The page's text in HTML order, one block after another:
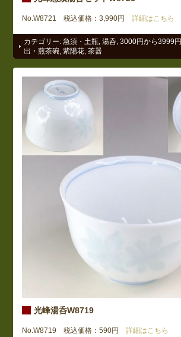
No.W8721 税込価格：3,990円 詳細はこちら
カテゴリー:急須・土瓶 ,湯呑 ,3000円から3999円
出・煎茶碗 ,紫陽花 ,茶器
光峰湯呑W8719
No.W8719 税込価格：590円 詳細はこちら